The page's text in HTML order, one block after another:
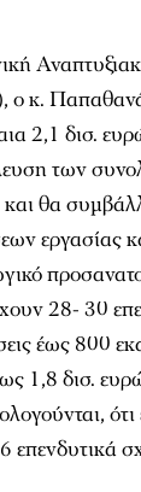
κ.
2,1 δισ.
των
και θα
εργασίας
28- 30
έως 800
1,8 δισ.
επενδυτικά